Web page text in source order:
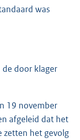
was
de door klager
19 november
afgeleid dat het
zetten het gevolg